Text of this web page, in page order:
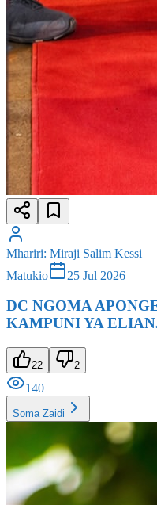
Mhariri: Miraji Salim Kessi
Matukio
25 Jul 2026
DC NGOMA
KAMPUNI YA
22 2
140
Soma Zaidi